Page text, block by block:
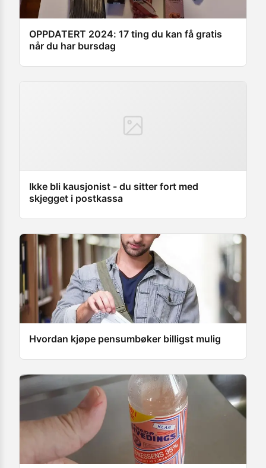
OPPDATERT 2024: 17 ting du kan få gratis
når du har bursdag
Ikke bli kausjonist - du sitter fort med
skjegget i postkassa
Hvordan kjøpe pensumbøker billigst mulig